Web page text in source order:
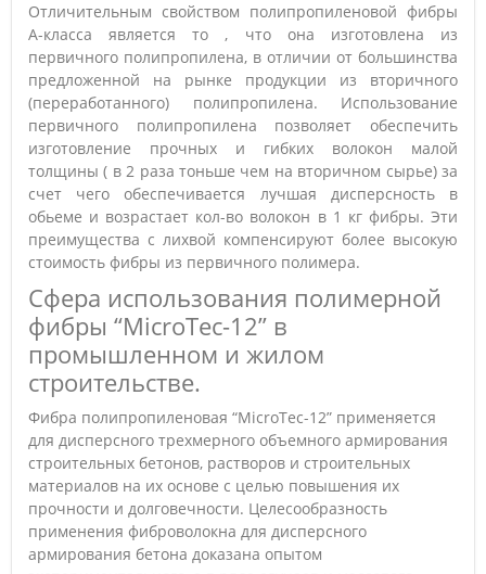
Отличительным свойством полипропиленовой фибры
А-класса является то , что она изготовлена из
первичного полипропилена, в отличии от большинства
предложенной на рынке продукции из вторичного
(переработанного) полипропилена. Использование
первичного полипропилена позволяет обеспечить
изготовление прочных и гибких волокон малой
толщины ( в 2 раза тоньше чем на вторичном сырье) за
счет чего обеспечивается лучшая дисперсность в
обьеме и возрастает кол-во волокон в 1 кг фибры. Эти
преимущества с лихвой компенсируют более высокую
стоимость фибры из первичного полимера.
Сфера использования полимерной
фибры “MicroTec-12” в
промышленном и жилом
строительстве.
Фибра полипропиленовая “MicroTec-12” применяется
для дисперсного трехмерного объемного армирования
строительных бетонов, растворов и строительных
материалов на их основе с целью повышения их
прочности и долговечности. Целесообразность
применения фиброволокна для дисперсного
армирования бетона доказана опытом